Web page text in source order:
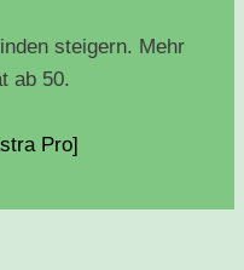
steigern. Mehr
ab 50.
Pro]